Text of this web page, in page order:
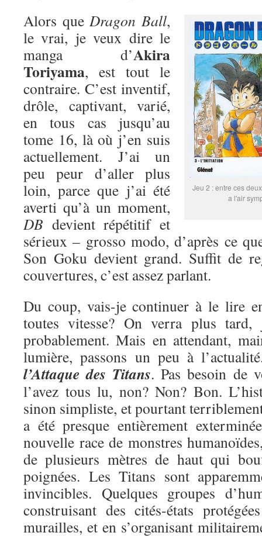
Jeu 2 : entre ces
a l'air
Alors queDragon Ball,
le vrai, je veux dire le
manga d’Akira
Toriyama, est tout le
contraire. C’est inventif,
drôle, captivant, varié,
en tous cas jusqu’au
tome 16, là où j’en suis
actuellement. J’ai un
peu peur d’aller plus
loin, parce que j’ai été
averti qu’à un moment,
DB devient répétitif et
sérieux – grosso modo, d’après ce
Son Goku devient grand. Suffit de
couvertures, c’est assez parlant.
Du coup, vais-je continuer à le lire
toutes vitesse? On verra plus
probablement. Mais en attendant,
lumière, passons un peu à
l’Attaque des Titans. Pas besoin de
l’avez tous lu, non? Non? Bon.
sinon simpliste, et pourtant
a été presque entièrement
nouvelle race de monstres
de plusieurs mètres de haut qui
poignées. Les Titans sont
invincibles. Quelques groupes
construisant des cités-états
murailles, et en s’organisant